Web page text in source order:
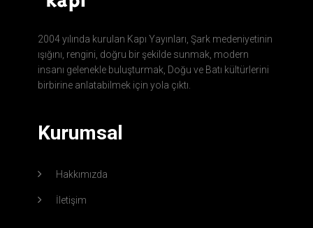
2004 yılında kurulan Kapı Yayınları, Şark medeniyetinin
ışığını, rengini, doğru bir şekilde sunmak, modern
insanı gelenekle buluşturmak, Doğu ve Batı kültürlerini
birbirine anlatabilmek için yola çıktı.
Kurumsal
Hakkımızda
İletişim